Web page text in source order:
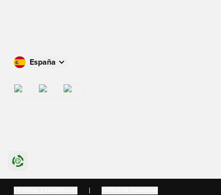
España
International